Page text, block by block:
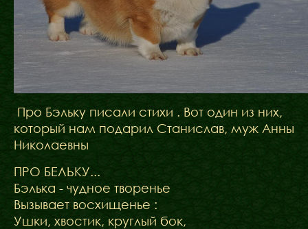
Про Бэльку писали стихи . Вот один из них,
который нам подарил Станислав, муж Анны
Николаевны
ПРО БЕЛЬКУ...
Бэлька - чудное творенье
Вызывает восхищенье :
Ушки, хвостик, круглый бок,